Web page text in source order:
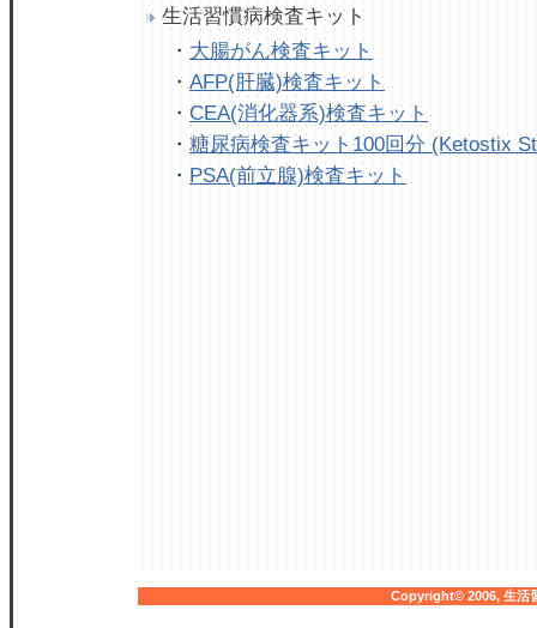
生活習慣病検査キット
・ 大腸がん検査キット
・ AFP(肝臓)検査キット
・ CEA(消化器系)検査キット
・ 糖尿病検査キット100回分 (Ketostix
・ PSA(前立腺)検査キット
Copyright© 2006, 生活